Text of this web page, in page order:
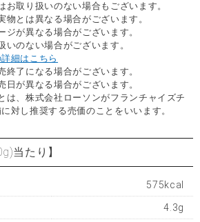
お取り扱いのない場合もございます。
物とは異なる場合がございます。
ジが異なる場合がございます。
いのない場合がございます。
細はこちら
終了になる場合がございます。
日が異なる場合がございます。
は、株式会社ローソンがフランチャイズチ
対し推奨する売価のことをいいます。
当たり】
575kcal
4.3g